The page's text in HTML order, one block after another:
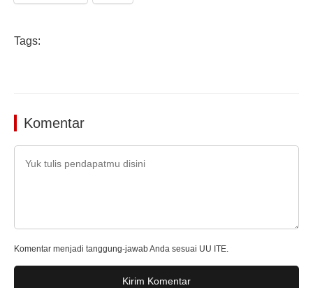
Tags:
Komentar
Komentar menjadi tanggung-jawab Anda sesuai UU ITE.
Kirim Komentar